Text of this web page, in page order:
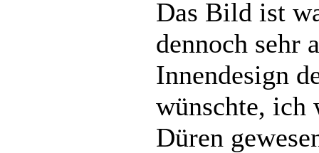
Das Bild ist
dennoch sehr
Innendesign
wünschte, ich
Düren